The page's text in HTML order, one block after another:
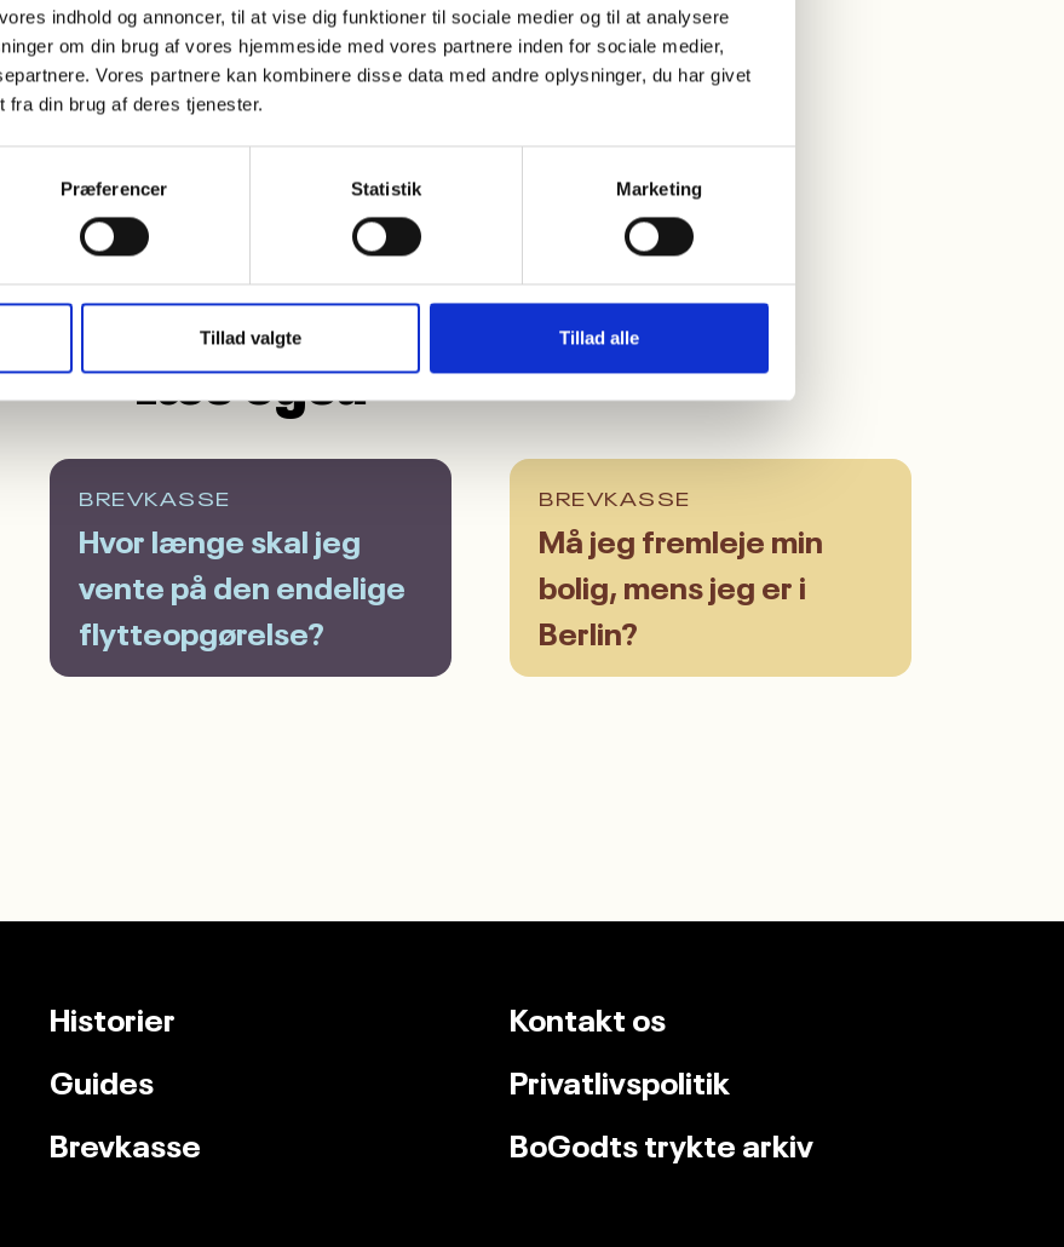
indhold og annoncer, til at vise dig funktioner til sociale medier og til at analysere
om din brug af vores hjemmeside med vores partnere inden for sociale medier,
Vores partnere kan kombinere disse data med andre oplysninger, du har givet
din brug af deres tjenester.
Præferencer Statistik Marketing
Tillad valgte Tillad alle
om almen boligjura eller konfliktmægling? Vores brevkasse
Kontakt os
Historier
Guides
Brevkasse
Kontakt os
Privatlivspolitik
BoGodts trykte arkiv